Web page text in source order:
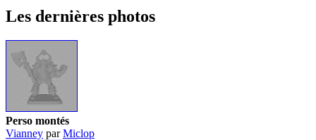
Les dernières photos
Perso montés
Vianney parMiclop